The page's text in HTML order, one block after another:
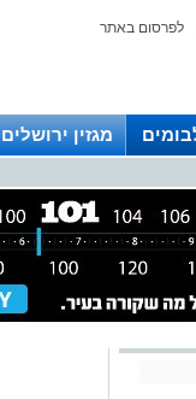
לפרסום באתר
מגזין ירושלים